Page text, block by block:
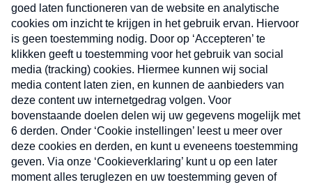
Verzend
Nieuwsbrief
Neem hier een gratis abonnement op onze